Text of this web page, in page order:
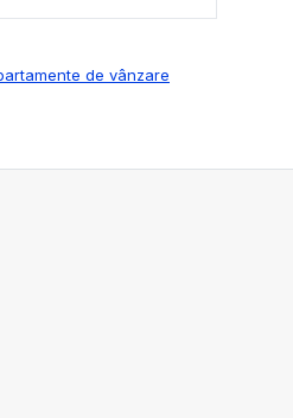
de vânzare